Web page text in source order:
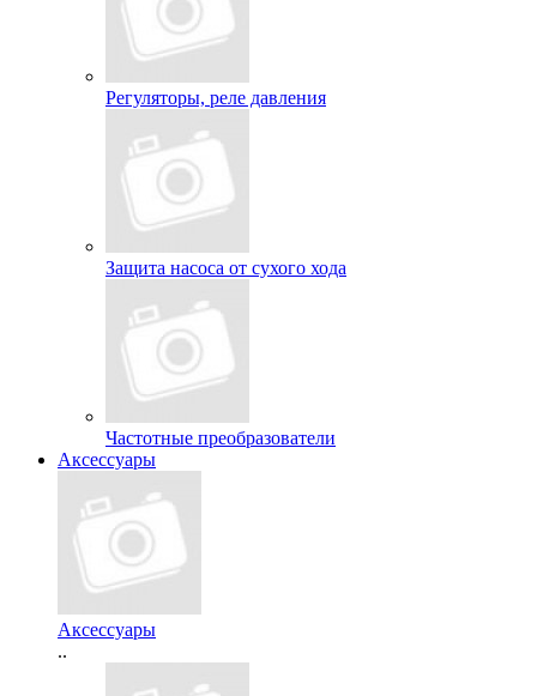
Регуляторы, реле давления
Защита насоса от сухого хода
Частотные преобразователи
Аксессуары
Аксессуары
..